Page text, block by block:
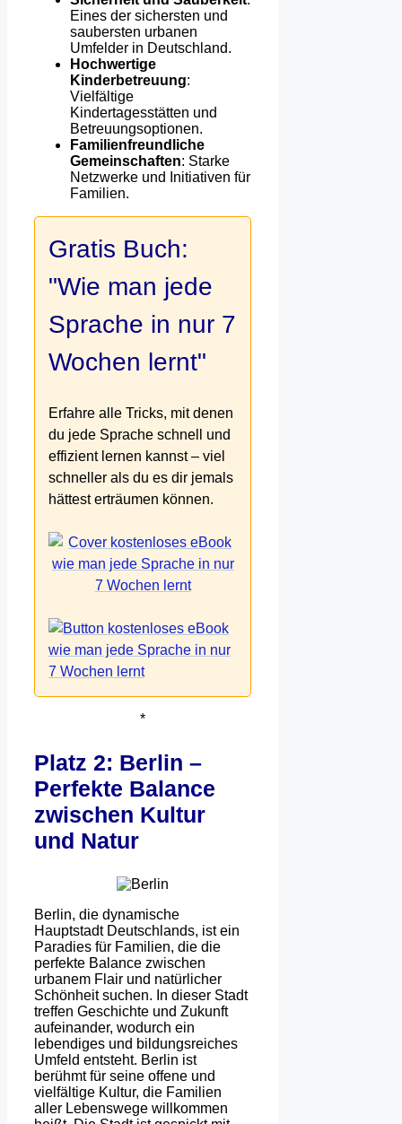
Eines der sichersten und
saubersten urbanen
Umfelder in Deutschland.
Hochwertige
Kinderbetreuung:
Vielfältige
Kindertagesstätten und
Betreuungsoptionen.
Familienfreundliche
Gemeinschaften: Starke
Netzwerke und Initiativen für
Familien.
Gratis Buch:
"Wie man jede
Sprache in nur 7
Wochen lernt"
Erfahre alle Tricks, mit denen
du jede Sprache schnell und
effizient lernen kannst – viel
schneller als du es dir jemals
hättest erträumen können.
*
Platz 2: Berlin –
Perfekte Balance
zwischen Kultur
und Natur
Berlin, die dynamische
Hauptstadt Deutschlands, ist ein
Paradies für Familien, die die
perfekte Balance zwischen
urbanem Flair und natürlicher
Schönheit suchen. In dieser Stadt
treffen Geschichte und Zukunft
aufeinander, wodurch ein
lebendiges und bildungsreiches
Umfeld entsteht. Berlin ist
berühmt für seine offene und
vielfältige Kultur, die Familien
aller Lebenswege willkommen